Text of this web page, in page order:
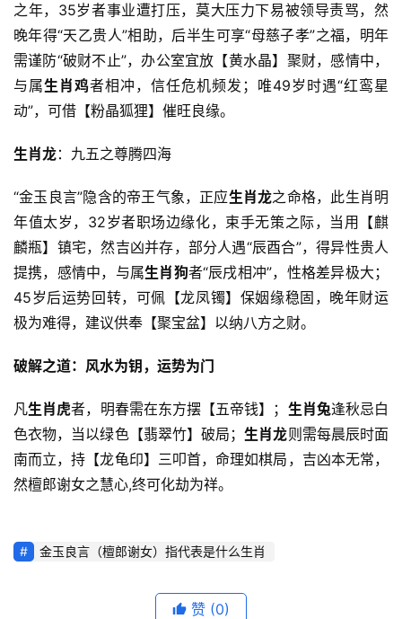
之年，35岁者事业遭打压，莫大压力下易被领导责骂，然
晚年得“天乙贵人”相助，后半生可享“母慈子孝”之福，明年
需谨防“破财不止”，办公室宜放【黄水晶】聚财，感情中，
与属生肖鸡者相冲，信任危机频发；唯49岁时遇“红鸾星
动”，可借【粉晶狐狸】催旺良缘。
生肖龙：九五之尊腾四海
“金玉良言”隐含的帝王气象，正应生肖龙之命格，此生肖明
年值太岁，32岁者职场边缘化，束手无策之际，当用【麒
麟瓶】镇宅，然吉凶并存，部分人遇“辰酉合”，得异性贵人
提携，感情中，与属生肖狗者“辰戌相冲”，性格差异极大；
45岁后运势回转，可佩【龙凤镯】保姻缘稳固，晚年财运
极为难得，建议供奉【聚宝盆】以纳八方之财。
破解之道：风水为钥，运势为门
凡生肖虎者，明春需在东方摆【五帝钱】； 生肖兔逢秋忌白
色衣物，当以绿色【翡翠竹】破局；生肖龙则需每晨辰时面
南而立，持【龙龟印】三叩首，命理如棋局，吉凶本无常，
然檀郎谢女之慧心,终可化劫为祥。
金玉良言（檀郎谢女）指代表是什么生肖
赞 (0)